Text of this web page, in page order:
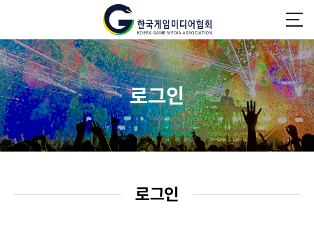
로그인
로그인